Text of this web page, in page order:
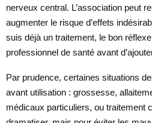
nerveux central. L’association peut
augmenter le risque d’effets
suis déjà un traitement, le bon
professionnel de santé avant
Par prudence, certaines situations
avant utilisation : grossesse,
médicaux particuliers, ou traitement